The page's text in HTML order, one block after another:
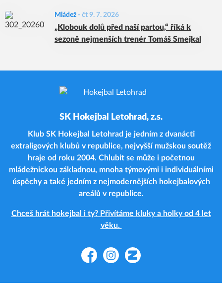
Mládež - čt 9. 7. 2026
„Klobouk dolů před naší partou,“ říká k
sezoně nejmenších trenér Tomáš Smejkal
SK Hokejbal Letohrad, z.s.
Klub SK Hokejbal Letohrad je jedním z dvanácti
extraligových klubů v republice, nejvyšší mužskou soutěž
hraje od roku 2004. Chlubit se může i početnou
mládežnickou základnou, mnoha týmovými i individuálními
úspěchy a také jedním z nejmodernějších hokejbalových
areálů v republice.
Chceš hrát hokejbal i ty? Přivítáme kluky a holky od 4 let
věku.
FacebookInstagramZonerama